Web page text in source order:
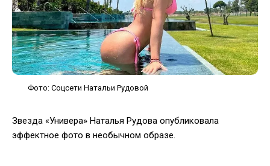
Фото: Соцсети Натальи Рудовой
Звезда «Универа» Наталья Рудова опубликовала
эффектное фото в необычном образе.